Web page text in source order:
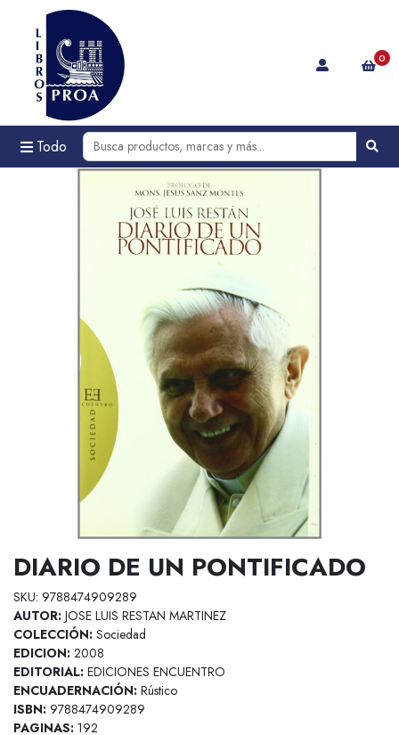
Todo
0
DIARIO DE UN PONTIFICADO
SKU: 9788474909289
AUTOR: JOSE LUIS RESTAN MARTINEZ
COLECCIÓN: Sociedad
EDICION: 2008
EDITORIAL: EDICIONES ENCUENTRO
ENCUADERNACIÓN: Rústico
ISBN: 9788474909289
PAGINAS: 192